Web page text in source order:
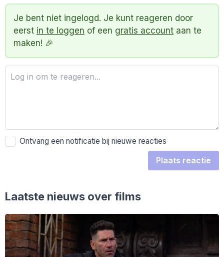
Je bent niet ingelogd. Je kunt reageren door
eerst in te loggen of een gratis account aan te
maken! 🎉
Ontvang een notificatie bij nieuwe reacties
Plaats reactie
Laatste nieuws over films